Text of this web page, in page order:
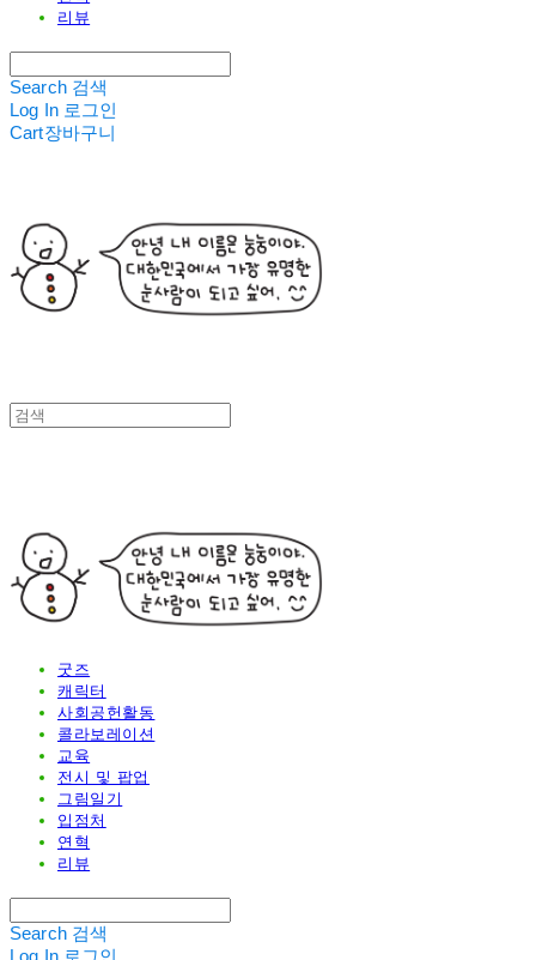
리뷰
Search 검색
Log In 로그인
Cart장바구니
굿즈
캐릭터
사회공헌활동
콜라보레이션
교육
전시 및 팝업
그림일기
입점처
연혁
리뷰
Search 검색
Log In 로그인